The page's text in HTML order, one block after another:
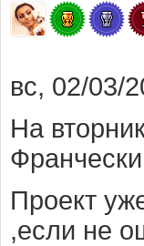
вс, 02/03/
На
Проект
,если не